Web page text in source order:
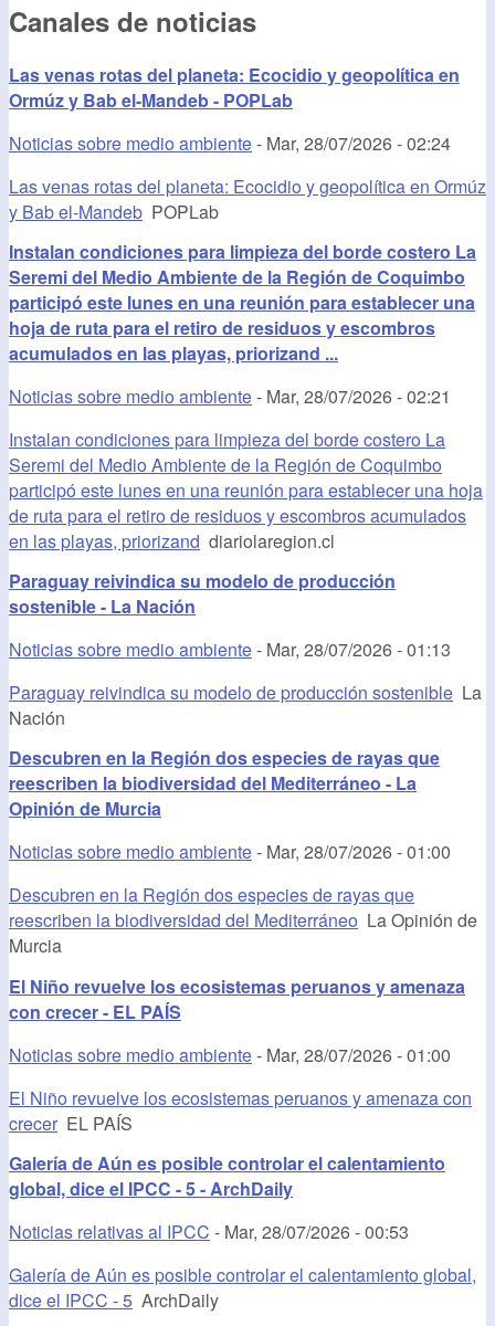
Canales de noticias
Las venas rotas del planeta: Ecocidio y geopolítica en
Ormúz y Bab el-Mandeb - POPLab
Noticias sobre medio ambiente- Mar, 28/07/2026 - 02:24
Las venas rotas del planeta: Ecocidio y geopolítica en Ormúz
y Bab el-Mandeb POPLab
Instalan condiciones para limpieza del borde costero La
Seremi del Medio Ambiente de la Región de Coquimbo
participó este lunes en una reunión para establecer una
hoja de ruta para el retiro de residuos y escombros
acumulados en las playas, priorizand ...
Noticias sobre medio ambiente- Mar, 28/07/2026 - 02:21
Instalan condiciones para limpieza del borde costero La
Seremi del Medio Ambiente de la Región de Coquimbo
participó este lunes en una reunión para establecer una hoja
de ruta para el retiro de residuos y escombros acumulados
en las playas, priorizand diariolaregion.cl
Paraguay reivindica su modelo de producción
sostenible - La Nación
Noticias sobre medio ambiente- Mar, 28/07/2026 - 01:13
Paraguay reivindica su modelo de producción sostenible La
Nación
Descubren en la Región dos especies de rayas que
reescriben la biodiversidad del Mediterráneo - La
Opinión de Murcia
Noticias sobre medio ambiente- Mar, 28/07/2026 - 01:00
Descubren en la Región dos especies de rayas que
reescriben la biodiversidad del Mediterráneo La Opinión de
Murcia
El Niño revuelve los ecosistemas peruanos y amenaza
con crecer - EL PAÍS
Noticias sobre medio ambiente- Mar, 28/07/2026 - 01:00
El Niño revuelve los ecosistemas peruanos y amenaza con
crecer EL PAÍS
Galería de Aún es posible controlar el calentamiento
global, dice el IPCC - 5 - ArchDaily
Noticias relativas al IPCC - Mar, 28/07/2026 - 00:53
Galería de Aún es posible controlar el calentamiento global,
dice el IPCC - 5 ArchDaily